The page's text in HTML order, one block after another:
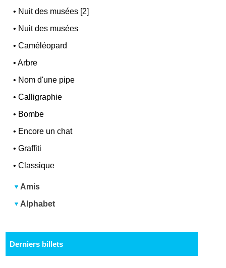
• Nuit des musées [2]
• Nuit des musées
•Caméléopard
•Arbre
• Nom d'une pipe
•Calligraphie
• Bombe
• Encore un chat
•Graffiti
•Classique
Amis
Alphabet
Derniers billets